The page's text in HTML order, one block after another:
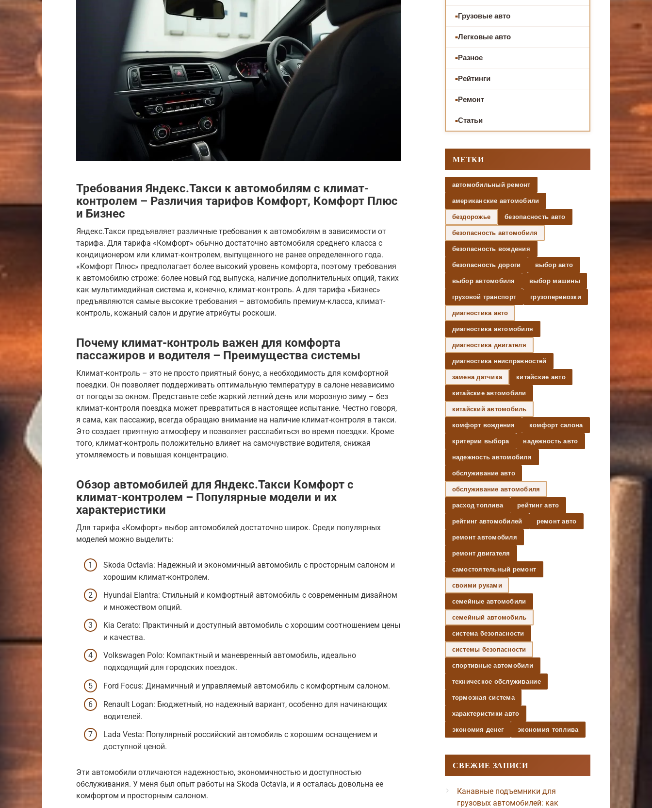
Требования Яндекс.Такси к автомобилям с климат-
контролем – Различия тарифов Комфорт, Комфорт Плюс
и Бизнес
Яндекс.Такси предъявляет различные требования к автомобилям в зависимости от
тарифа. Для тарифа «Комфорт» обычно достаточно автомобиля среднего класса с
кондиционером или климат-контролем, выпущенного не ранее определенного года.
«Комфорт Плюс» предполагает более высокий уровень комфорта, поэтому требования
к автомобилю строже: более новый год выпуска, наличие дополнительных опций, таких
как мультимедийная система и, конечно, климат-контроль. А для тарифа «Бизнес»
предъявляются самые высокие требования – автомобиль премиум-класса, климат-
контроль, кожаный салон и другие атрибуты роскоши.
Почему климат-контроль важен для комфорта
пассажиров и водителя – Преимущества системы
Климат-контроль – это не просто приятный бонус, а необходимость для комфортной
поездки. Он позволяет поддерживать оптимальную температуру в салоне независимо
от погоды за окном. Представьте себе жаркий летний день или морозную зиму – без
климат-контроля поездка может превратиться в настоящее испытание. Честно говоря,
я сама, как пассажир, всегда обращаю внимание на наличие климат-контроля в такси.
Это создает приятную атмосферу и позволяет расслабиться во время поездки. Кроме
того, климат-контроль положительно влияет на самочувствие водителя, снижая
утомляемость и повышая концентрацию.
Обзор автомобилей для Яндекс.Такси Комфорт с
климат-контролем – Популярные модели и их
характеристики
Для тарифа «Комфорт» выбор автомобилей достаточно широк. Среди популярных
моделей можно выделить:
Skoda Octavia: Надежный и экономичный автомобиль с просторным салоном и
хорошим климат-контролем.
Hyundai Elantra: Стильный и комфортный автомобиль с современным дизайном
и множеством опций.
Kia Cerato: Практичный и доступный автомобиль с хорошим соотношением цены
и качества.
Volkswagen Polo: Компактный и маневренный автомобиль, идеально
подходящий для городских поездок.
Ford Focus: Динамичный и управляемый автомобиль с комфортным салоном.
Renault Logan: Бюджетный, но надежный вариант, особенно для начинающих
водителей.
Lada Vesta: Популярный российский автомобиль с хорошим оснащением и
доступной ценой.
Эти автомобили отличаются надежностью, экономичностью и доступностью
обслуживания. У меня был опыт работы на Skoda Octavia, и я осталась довольна ее
комфортом и просторным салоном.
Грузовые авто
Легковые авто
Разное
Рейтинги
Ремонт
Статьи
МЕТКИ
автомобильный ремонт
американские автомобили
бездорожье безопасность авто
безопасность автомобиля
безопасность вождения
безопасность дороги выбор авто
выбор автомобиля выбор машины
грузовой транспорт грузоперевозки
диагностика авто
диагностика автомобиля
диагностика двигателя
диагностика неисправностей
замена датчика китайские авто
китайские автомобили
китайский автомобиль
комфорт вождения комфорт салона
критерии выбора надежность авто
надежность автомобиля
обслуживание авто
обслуживание автомобиля
расход топлива рейтинг авто
рейтинг автомобилей ремонт авто
ремонт автомобиля
ремонт двигателя
самостоятельный ремонт
своими руками
семейные автомобили
семейный автомобиль
система безопасности
системы безопасности
спортивные автомобили
техническое обслуживание
тормозная система
характеристики авто
экономия денег экономия топлива
СВЕЖИЕ ЗАПИСИ
Канавные подъемники для
грузовых автомобилей: как